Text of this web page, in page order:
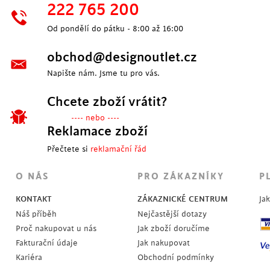
222 765 200
Od pondělí do pátku - 8:00 až 16:00
obchod@designoutlet.cz
Napište nám. Jsme tu pro vás.
Chcete zboží vrátit?
---- nebo ----
Reklamace zboží
Přečtete si reklamační řád
O NÁS
KONTAKT
Náš příběh
Proč nakupovat u nás
Fakturační údaje
Kariéra
PRO ZÁKAZNÍKY
ZÁKAZNICKÉ CENTRUM
Nejčastější dotazy
Jak zboží doručíme
Jak nakupovat
Obchodní podmínky